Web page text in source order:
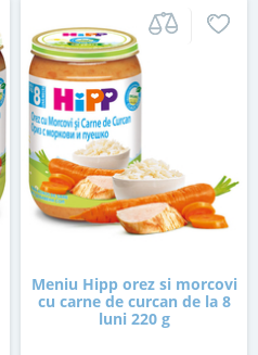
Meniu Hipp orez si morcovi
cu carne de curcan de la 8
luni 220 g